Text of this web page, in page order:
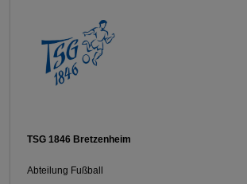
TSG 1846 Bretzenheim
Abteilung Fußball